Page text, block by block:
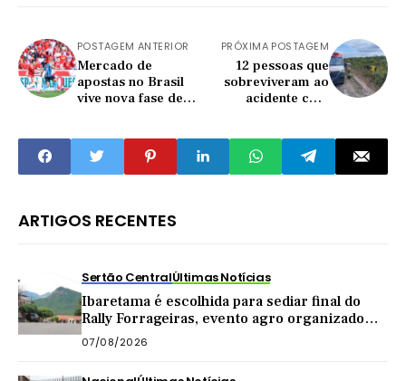
POSTAGEM ANTERIOR
Mercado de
apostas no Brasil
vive nova fase de
fiscalização e
impacto econômico
PRÓXIMA POSTAGEM
12 pessoas que
sobreviveram ao
acidente com
permanecem
internadas
ARTIGOS RECENTES
Sertão CentralÚltimas Notícias
Ibaretama é escolhida para sediar final do
Rally Forrageiras, evento agro organizado
pela CNA
07/08/2026